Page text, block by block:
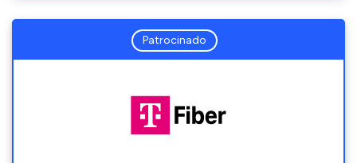
Patrocinado